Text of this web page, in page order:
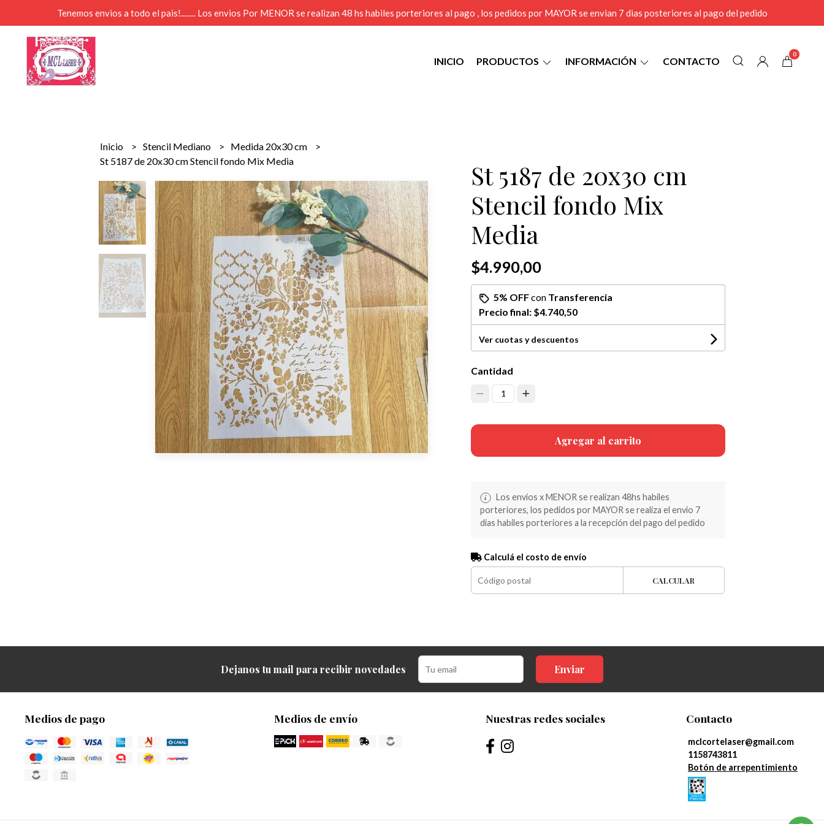
Tenemos envios a todo el pais!........ Los envios Por MENOR se realizan 48 hs habiles porteriores al pago , los pedidos por MAYOR se envian 7 dias posteriores al pago del pedido
INICIO PRODUCTOS INFORMACIÓN CONTACTO
0
Inicio Stencil Mediano
Medida 20x30 cm
St 5187 de 20x30 cm Stencil fondo Mix Media
St 5187 de 20x30 cm
Stencil fondo Mix
Media
$4.990,00
5% OFFcon Transferencia
Precio final: $4.740,50
Ver cuotas y descuentos
Cantidad
1
Agregar al carrito
Los envios x MENOR se realizan 48hs habiles
porteriores, los pedidos por MAYOR se realiza el envio 7
dias habiles porteriores a la recepción del pago del pedido
Calculá el costo de envío
CALCULAR
Dejanos tu mail para recibir novedades Enviar
Medios de pago Medios de envío Nuestras redes sociales Contacto
mclcortelaser@gmail.com
1158743811
Botón de arrepentimiento